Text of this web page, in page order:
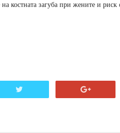
костната загуба при жените и риск